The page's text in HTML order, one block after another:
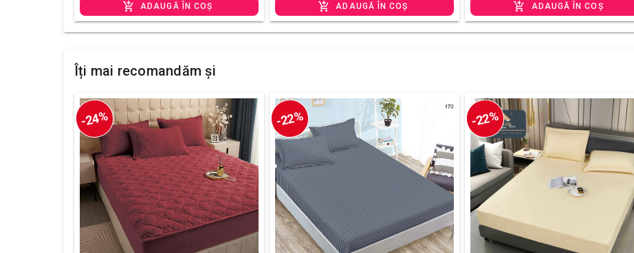
ADAUGĂ ÎN COȘ ADAUGĂ ÎN COȘ ADAUGĂ ÎN COȘ
Îți mai recomandăm și
-24% -22% -22%